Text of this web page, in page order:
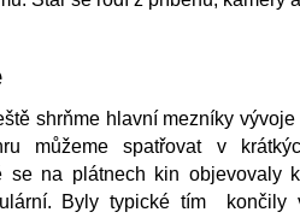
shrňme hlavní mezníky
můžeme spatřovat v
se na plátnech kin objevovaly
Byly typické tím končily